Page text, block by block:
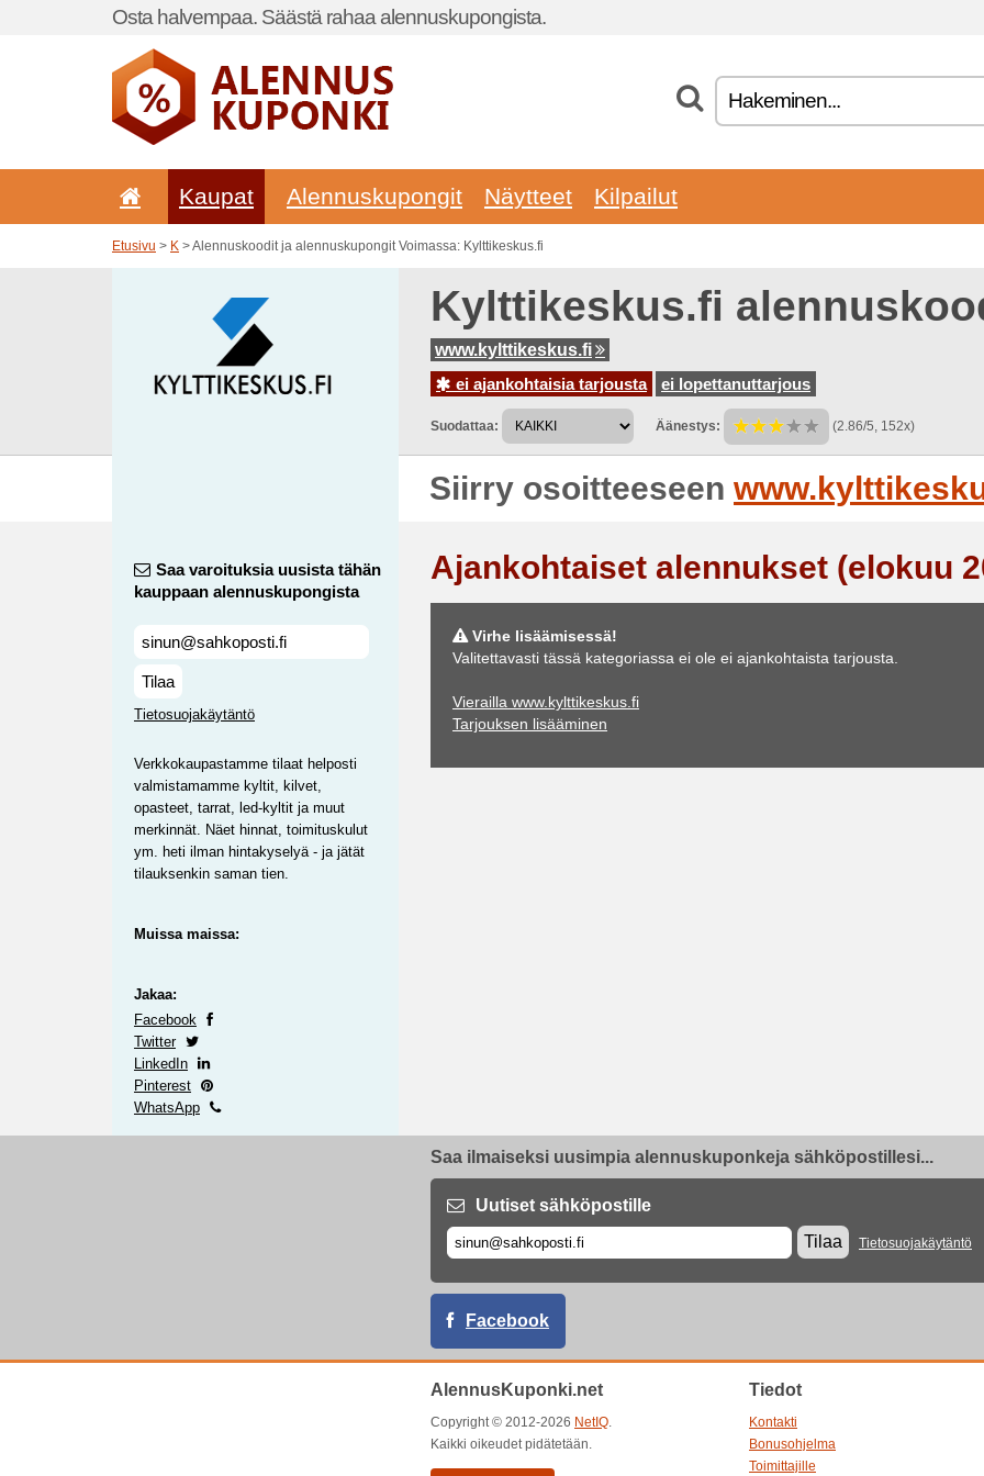
Osta halvempaa. Säästä rahaa alennuskupongista.
Kaupat Alennuskupongit Näytteet Kilpailut
Etusivu > K > Alennuskoodit ja alennuskupongit Voimassa: Kylttikeskus.fi
Kylttikeskus.fi
www.kylttikeskus.fi
ei ajankohtaisia tarjousta
ei lopettanuttarjous
Suodattaa: Äänestys: (2.86/5, 152x)
Siirry osoitteeseen
Saa varoituksia uusista tähän
kauppaan alennuskupongista
Tilaa
Tietosuojakäytäntö
Verkkokaupastamme tilaat helposti
valmistamamme kyltit, kilvet,
opasteet, tarrat, led-kyltit ja muut
merkinnät. Näet hinnat, toimituskulut
ym. heti ilman hintakyselyä - ja jätät
tilauksenkin saman tien.
Muissa maissa:
Jakaa:
Facebook
Twitter
LinkedIn
Pinterest
WhatsApp
Ajankohtaiset alennukset (elokuu
Virhe lisäämisessä!
Valitettavasti tässä kategoriassa ei ole ei ajankohtaista tarjousta.
Vierailla www.kylttikeskus.fi
Tarjouksen lisääminen
Saa ilmaiseksi uusimpia alennuskuponkeja sähköpostillesi...
Uutiset sähköpostille
Tilaa
Tietosuojakäytäntö
Facebook
AlennusKuponki.net
Copyright © 2012-2026 NetIQ.
Kaikki oikeudet pidätetään.
Tiedot
Kontakti
Bonusohjelma
Toimittajille